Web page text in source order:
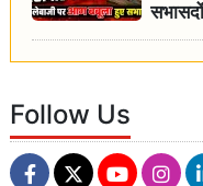
के
Follow Us